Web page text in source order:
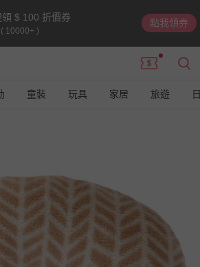
$ 100 折價券
( 10000+ )
點我領券
童裝 玩具 家居 旅遊